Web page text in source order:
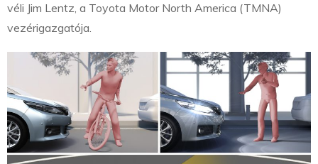
véli Jim Lentz, a Toyota Motor North America (TMNA)
vezérigazgatója.